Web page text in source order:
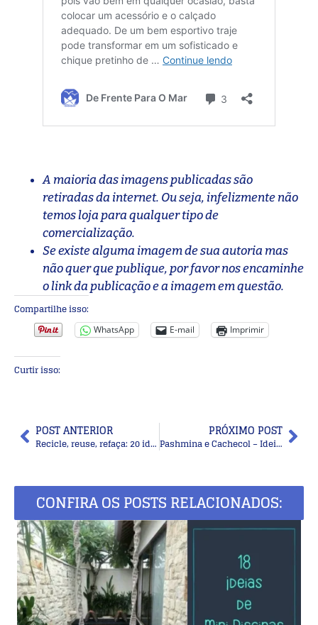
A maioria das imagens publicadas são
retiradas da internet. Ou seja, infelizmente não
temos loja para qualquer tipo de
comercialização.
Se existe alguma imagem de sua autoria mas
não quer que publique, por favor nos encaminhe
o link da publicação e a imagem em questão.
Compartilhe isso:
WhatsApp E-mail Imprimir
Curtir isso:
POST ANTERIOR
Recicle, reuse, refaça: 20 ideias para reciclar o jeans
PRÓXIMO POST
Pashmina e Cachecol – Ideias Incríveis Para um Look Quentinho
CONFIRA OS POSTS RELACIONADOS: